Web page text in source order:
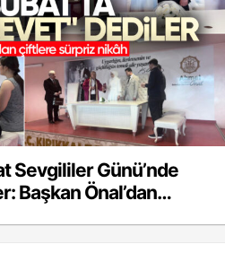
Sevgililer Günü’nde
Başkan Önal’dan